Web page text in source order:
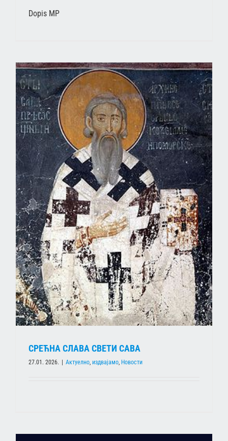
Dopis MP
СРЕЋНА СЛАВА СВЕТИ САВА
27.01. 2026. | Актуелно издвајамо Новости